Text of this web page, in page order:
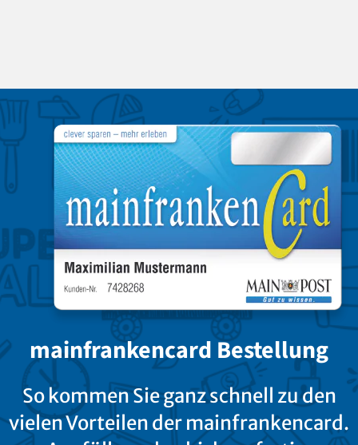
mainfrankencard Bestellung
So kommen Sie ganz schnell zu den
vielen Vorteilen der mainfrankencard.